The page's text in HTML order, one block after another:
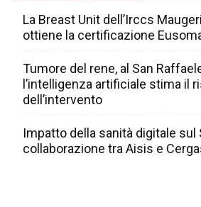
La Breast Unit dell’Irccs
ottiene la certificazione
Tumore del rene, al San
l’intelligenza artificiale stima il
dell’intervento
Impatto della sanità digitale sul
collaborazione tra Aisis e